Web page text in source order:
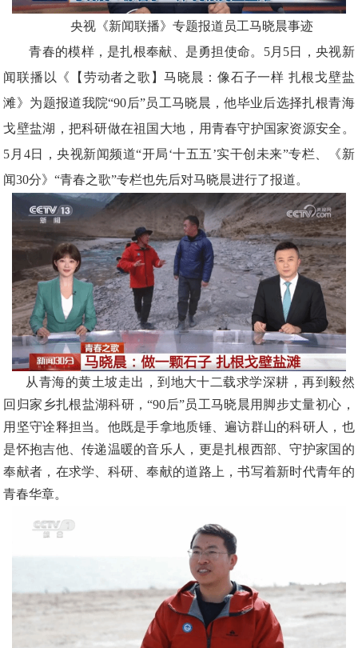
央视《新闻联播》专题报道员工马晓晨事迹
青春的模样，是扎根奉献、是勇担使命。5月5日，央视新
闻联播以《【劳动者之歌】马晓晨：像石子一样 扎根戈壁盐
滩》为题报道我院“90后”员工马晓晨，他毕业后选择扎根青海
戈壁盐湖，把科研做在祖国大地，用青春守护国家资源安全。
5月4日，央视新闻频道“开局‘十五五’实干创未来”专栏、《新
闻30分》“青春之歌”专栏也先后对马晓晨进行了报道。
从青海的黄土坡走出，到地大十二载求学深耕，再到毅然
回归家乡扎根盐湖科研，“90后”员工马晓晨用脚步丈量初心，
用坚守诠释担当。他既是手拿地质锤、遍访群山的科研人，也
是怀抱吉他、传递温暖的音乐人，更是扎根西部、守护家国的
奉献者，在求学、科研、奉献的道路上，书写着新时代青年的
青春华章。